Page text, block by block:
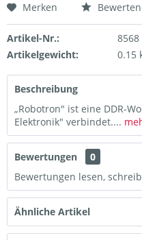
Merken Bewerten
Artikel-Nr.:
8568
Artikelgewicht:
0.15
Beschreibung
„Robotron" ist eine DDR-
Elektronik" verbindet....
Bewertungen
0
Bewertungen lesen,
Ähnliche Artikel